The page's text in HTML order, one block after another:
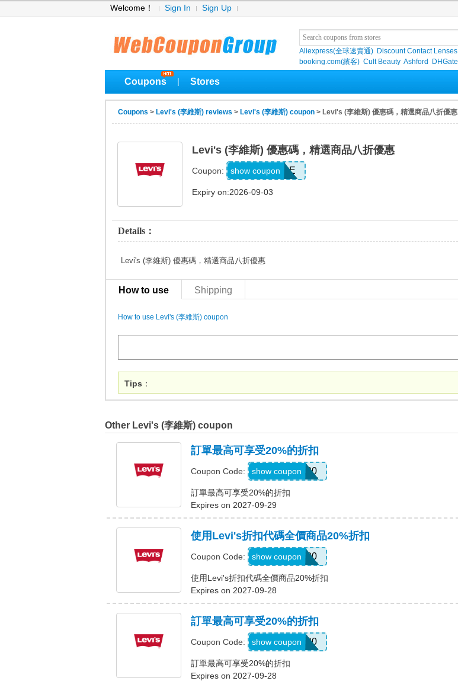
Welcome！ Sign In Sign Up
Aliexpress(全球速賣通) Discount Contact Lenses
booking.com(繽客) Cult Beauty Ashford DHGate
Coupons Stores
Coupons > Levi's (李維斯) reviews > Levi's (李維斯) coupon > Levi's (李維斯) 優惠碼，精選商品八折優惠
Levi's (李維斯) 優惠碼，精選商品八折優惠
Coupon: RT20MORE
show coupon
Expiry on:2026-09-03
Details：
Levi's (李維斯) 優惠碼，精選商品八折優惠
How to use Shipping
How to use Levi's (李維斯) coupon
Tips ：
Other Levi's (李維斯) coupon
訂單最高可享受20%的折扣
Coupon Code: EMAIL20
show coupon
訂單最高可享受20%的折扣
Expires on 2027-09-29
使用Levi's折扣代碼全價商品20%折扣
Coupon Code: EMAIL20
show coupon
使用Levi's折扣代碼全價商品20%折扣
Expires on 2027-09-28
訂單最高可享受20%的折扣
Coupon Code: EMAIL20
show coupon
訂單最高可享受20%的折扣
Expires on 2027-09-28